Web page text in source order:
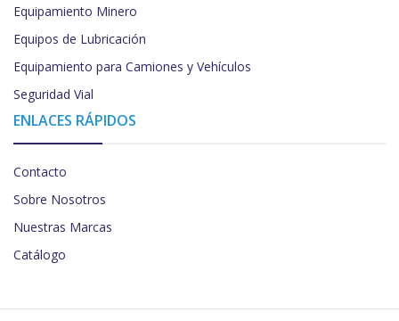
Equipamiento Minero
Equipos de Lubricación
Equipamiento para Camiones y Vehículos
Seguridad Vial
ENLACES RÁPIDOS
Contacto
Sobre Nosotros
Nuestras Marcas
Catálogo